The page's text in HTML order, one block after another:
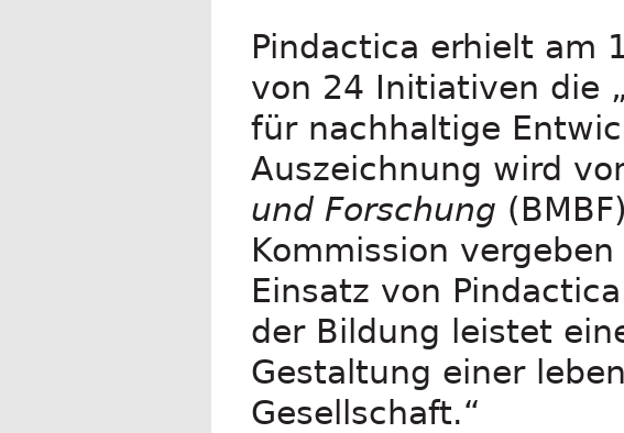
Pindactica erhielt am
von 24 Initiativen die
für nachhaltige
Auszeichnung wird
und Forschung
Kommission
Einsatz von
der Bildung leistet
Gestaltung einer
Gesellschaft.“